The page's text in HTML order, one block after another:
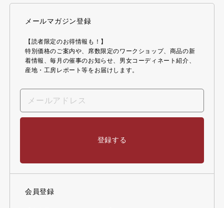
メールマガジン登録
【読者限定のお得情報も！】
特別価格のご案内や、席数限定のワークショップ、商品の新
着情報、毎月の催事のお知らせ、男女コーディネート紹介、
産地・工房レポート等をお届けします。
登録する
会員登録